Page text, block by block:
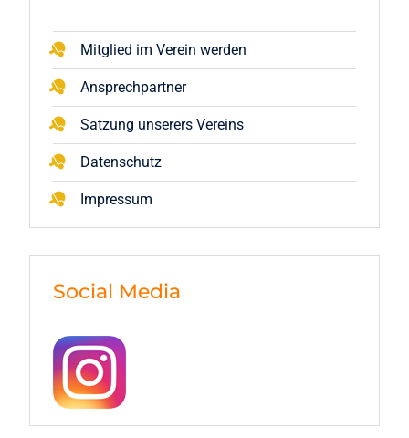
Mitglied im Verein werden
Ansprechpartner
Satzung unserers Vereins
Datenschutz
Impressum
Social Media